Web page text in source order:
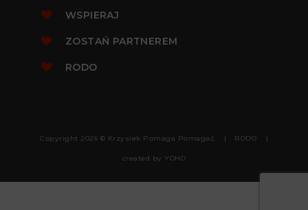
WSPIERAJ
ZOSTAŃ PARTNEREM
RODO
Copyright 2026 © Krzysiek Pomaga Pomagać RODO
created by YOHO